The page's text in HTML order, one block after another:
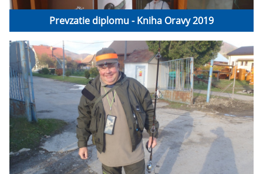
Prevzatie diplomu - Kniha Oravy 2019